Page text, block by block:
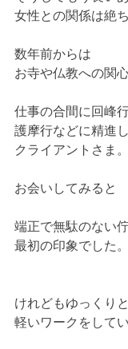
女性との関係は絶ち
数年前からは
お寺や仏教への関
仕事の合間に回峰
護摩行などに精進
クライアントさま。
お会いしてみると
端正で無駄のない
最初の印象でした。
けれどもゆっくり
軽いワークをして